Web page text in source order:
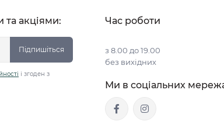
та акціями:
Підпишіться
і згоден з
Час роботи
з 8.00 до 19.00
без вихідних
Ми в соціальних